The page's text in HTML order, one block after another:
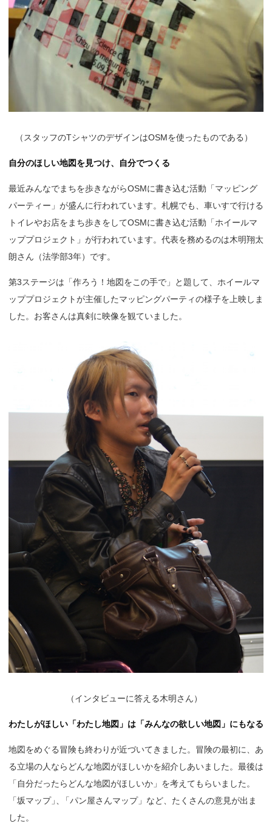
（ スタッフのTシャツのデザインはOSMを使ったものである）
自分のほしい地図を見つけ、自分でつくる
最近みんなでまちを歩きながらOSMに書き込む活動「マッピング
パーティー」が盛んに行われています。札幌でも、車いすで行ける
トイレやお店をまち歩きをしてOSMに書き込む活動「ホイールマ
ッププロジェクト」が行われています。代表を務めるのは木明翔太
朗さん（法学部3年）です。
第3ステージは「作ろう！地図をこの手で」と題して、ホイールマ
ッププロジェクトが主催したマッピングパーティの様子を上映しま
した。お客さんは真剣に映像を観ていました。
（インタビューに答える木明さん）
わたしがほしい「わたし地図」は「みんなの欲しい地図」にもなる
地図をめぐる冒険も終わりが近づいてきました。冒険の最初に、あ
る立場の人ならどんな地図がほしいかを紹介しあいました。最後は
「自分だったらどんな地図がほしいか」を考えてもらいました 。
「坂マップ」
「パン屋さんマップ」など、たくさんの意見が出ま
した。